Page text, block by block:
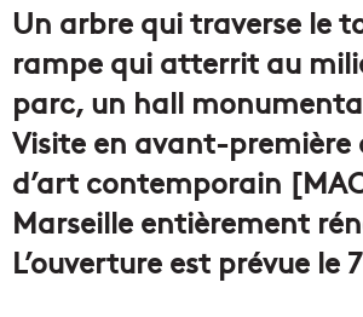
Un arbre qui traverse le
rampe qui atterrit au
parc, un hall
Visite en avant-première
d’art contemporain
Marseille entièrement
L’ouverture est prévue le